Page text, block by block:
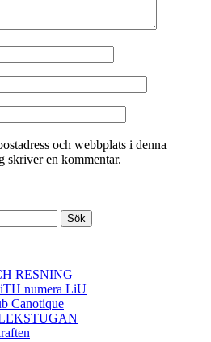
och webbplats i denna
skriver en kommentar.
RESNING
numera LiU
Canotique